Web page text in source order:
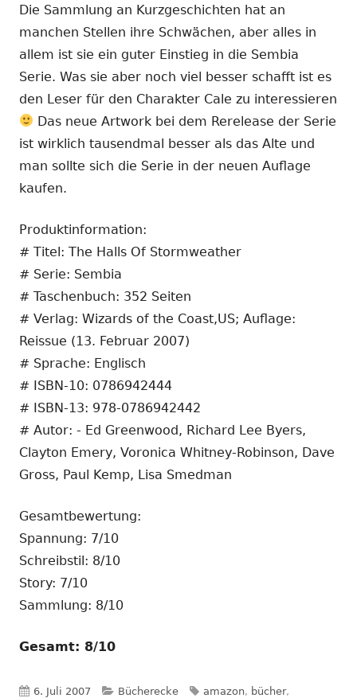
Die Sammlung an Kurzgeschichten hat an
manchen Stellen ihre Schwächen, aber alles in
allem ist sie ein guter Einstieg in die Sembia
Serie. Was sie aber noch viel besser schafft ist es
den Leser für den Charakter Cale zu interessieren
Das neue Artwork bei dem Rerelease der Serie
ist wirklich tausendmal besser als das Alte und
man sollte sich die Serie in der neuen Auflage
kaufen.
Produktinformation:
# Titel: The Halls Of Stormweather
# Serie: Sembia
# Taschenbuch: 352 Seiten
# Verlag: Wizards of the Coast,US; Auflage:
Reissue (13. Februar 2007)
# Sprache: Englisch
# ISBN-10: 0786942444
# ISBN-13: 978-0786942442
# Autor: - Ed Greenwood, Richard Lee Byers,
Clayton Emery, Voronica Whitney-Robinson, Dave
Gross, Paul Kemp, Lisa Smedman
Gesamtbewertung:
Spannung: 7/10
Schreibstil: 8/10
Story: 7/10
Sammlung: 8/10
Gesamt: 8/10
Veröffentlicht
6. Juli 2007 Kategorien
Bücherecke Schlagwörter
amazon, bücher,